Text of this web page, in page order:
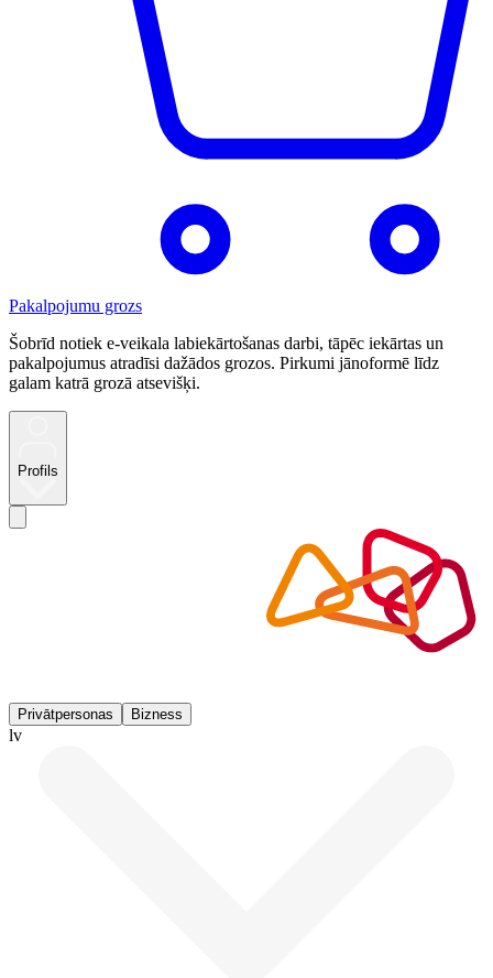
Pakalpojumu grozs
Šobrīd notiek e-veikala labiekārtošanas darbi, tāpēc iekārtas un
pakalpojumus atradīsi dažādos grozos. Pirkumi jānoformē līdz
galam katrā grozā atsevišķi.
Profils
Privātpersonas Bizness
lv